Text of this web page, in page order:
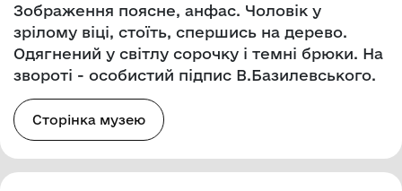
Зображення поясне, анфас. Чоловік у
зрілому віці, стоїть, спершись на дерево.
Одягнений у світлу сорочку і темні брюки. На
звороті - особистий підпис В.Базилевського.
Сторінка музею